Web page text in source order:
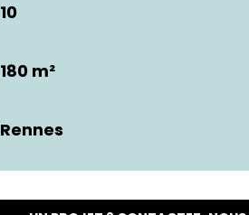
10
180 m²
Rennes